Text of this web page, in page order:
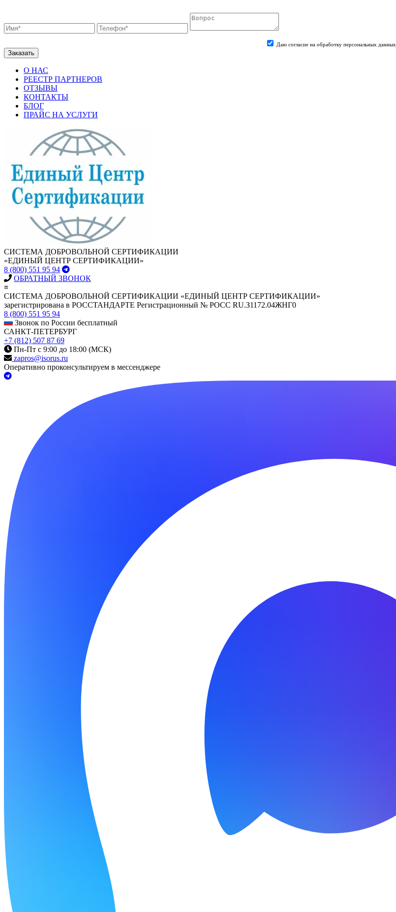
Даю согласие на обработку персональных данных
О НАС
РЕЕСТР ПАРТНЕРОВ
ОТЗЫВЫ
КОНТАКТЫ
БЛОГ
ПРАЙС НА УСЛУГИ
СИСТЕМА ДОБРОВОЛЬНОЙ СЕРТИФИКАЦИИ
«ЕДИНЫЙ ЦЕНТР СЕРТИФИКАЦИИ»
8 (800) 551 95 94
ОБРАТНЫЙ ЗВОНОК
≡
СИСТЕМА ДОБРОВОЛЬНОЙ СЕРТИФИКАЦИИ «ЕДИНЫЙ ЦЕНТР СЕРТИФИКАЦИИ»
зарегистрирована в РОССТАНДАРТЕ Регистрационный № РОСС RU.З1172.04ЖНГ0
8 (800) 551 95 94
Звонок по России бесплатный
САНКТ-ПЕТЕРБУРГ
+7 (812) 507 87 69
Пн-Пт с 9:00 до 18:00 (МСК)
zapros@isorus.ru
Оперативно проконсультируем в мессенджере